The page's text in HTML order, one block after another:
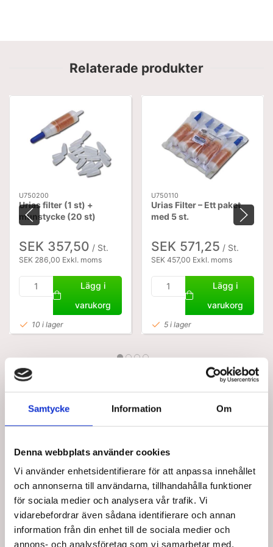
Samtycke Information Om
Denna webbplats använder cookies
Vi använder enhetsidentifierare för att anpassa innehållet
och annonserna till användarna, tillhandahålla funktioner
för sociala medier och analysera vår trafik. Vi
vidarebefordrar även sådana identifierare och annan
information från din enhet till de sociala medier och
annons- och analysföretag som vi samarbetar med.
Relaterade produkter
U750200
Urias filter (1 st) +
munstycke (20 st)
SEK 357,50 / St.
SEK 286,00 Exkl. moms
Lägg i
varukorg
10 i lager
U750110
Urias Filter – Ett paket
med 5 st.
SEK 571,25 / St.
SEK 457,00 Exkl. moms
Lägg i
varukorg
5 i lager
Bästsäljare i URIAS